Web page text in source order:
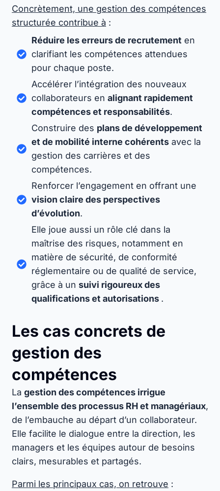
Concrètement, une gestion des compétences
structurée contribue à :
Réduire les erreurs de recrutement en
clarifiant les compétences attendues
pour chaque poste.
Accélérer l’intégration des nouveaux
collaborateurs en alignant rapidement
compétences et responsabilités.
Construire des plans de développement
et de mobilité interne cohérents avec la
gestion des carrières et des
compétences.
Renforcer l’engagement en offrant une
vision claire des perspectives
d’évolution.
Elle joue aussi un rôle clé dans la
maîtrise des risques, notamment en
matière de sécurité, de conformité
réglementaire ou de qualité de service,
grâce à un suivi rigoureux des
qualifications et autorisations .
Les cas concrets de
gestion des
compétences
La gestion des compétences irrigue
l’ensemble des processus RH et managériaux,
de l’embauche au départ d’un collaborateur.
Elle facilite le dialogue entre la direction, les
managers et les équipes autour de besoins
clairs, mesurables et partagés.
Parmi les principaux cas, on retrouve :